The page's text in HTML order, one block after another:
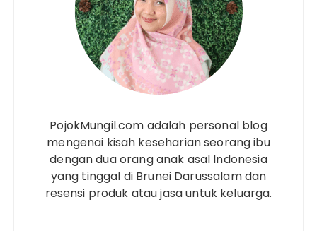
PojokMungil.com adalah personal blog
mengenai kisah keseharian seorang ibu
dengan dua orang anak asal Indonesia
yang tinggal di Brunei Darussalam dan
resensi produk atau jasa untuk keluarga.